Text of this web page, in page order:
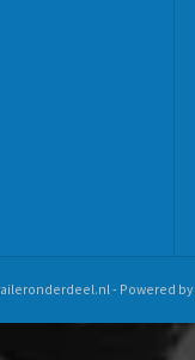
- Powered by